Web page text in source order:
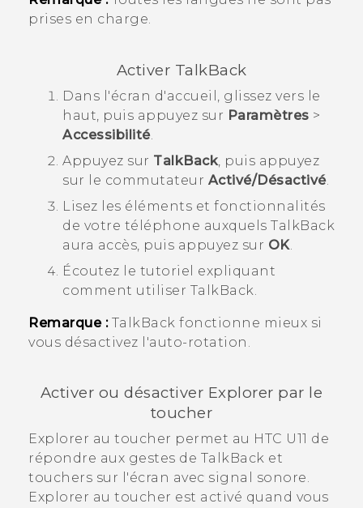
prises en charge.
Activer TalkBack
Dans l'écran d'accueil , glissez vers le
haut, puis appuyez sur Paramètres >
Accessibilité.
Appuyez sur TalkBack, puis appuyez
sur le commutateur Activé/Désactivé.
Lisez les éléments et fonctionnalités
de votre téléphone auxquels TalkBack
aura accès, puis appuyez sur OK.
Écoutez le tutoriel expliquant
comment utiliser TalkBack.
Remarque : TalkBack fonctionne mieux si
vous désactivez l'auto-rotation.
Activer ou désactiver Explorer par le
toucher
Explorer au toucher permet au HTC U11 de
répondre aux gestes de TalkBack et
touchers sur l'écran avec signal sonore.
Explorer au toucher est activé quand vous